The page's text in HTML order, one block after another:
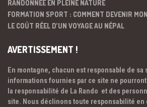
RANDONNÉE EN PLEINE NATURE
FORMATION SPORT : COMMENT DEVENIR
LE COÛT RÉEL D’UN VOYAGE AU NÉPAL
AVERTISSEMENT !
En montagne, chacun est responsable de sa
informations fournies par ce site ne
la responsabilité de La Rando et des
site. Nous déclinons toute responsabilité en